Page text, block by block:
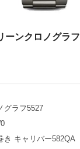
ーンクロノグラフ
グラフ5527
き キャリバー582QA